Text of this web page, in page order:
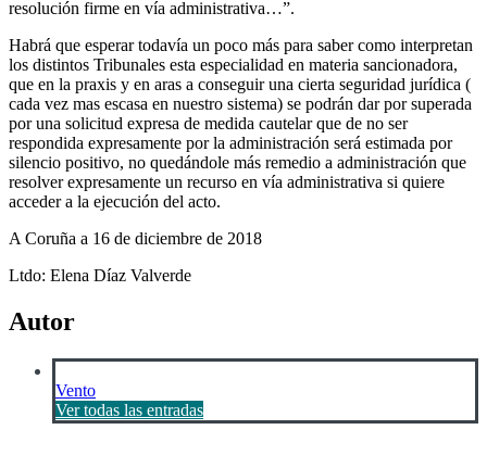
resolución firme en vía administrativa…”.
Habrá que esperar todavía un poco más para saber como interpretan
los distintos Tribunales esta especialidad en materia sancionadora,
que en la praxis y en aras a conseguir una cierta seguridad jurídica (
cada vez mas escasa en nuestro sistema) se podrán dar por superada
por una solicitud expresa de medida cautelar que de no ser
respondida expresamente por la administración será estimada por
silencio positivo, no quedándole más remedio a administración que
resolver expresamente un recurso en vía administrativa si quiere
acceder a la ejecución del acto.
A Coruña a 16 de diciembre de 2018
Ltdo: Elena Díaz Valverde
Autor
Vento
Ver todas las entradas